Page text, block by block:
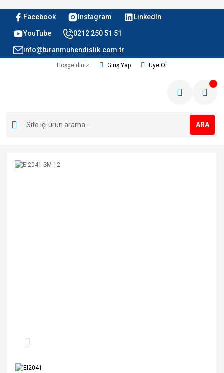
Facebook Instagram LinkedIn
YouTube 0212 250 51 51
info@turanmuhendislik.com.tr
Hoşgeldiniz Giriş Yap Üye Ol
ARA